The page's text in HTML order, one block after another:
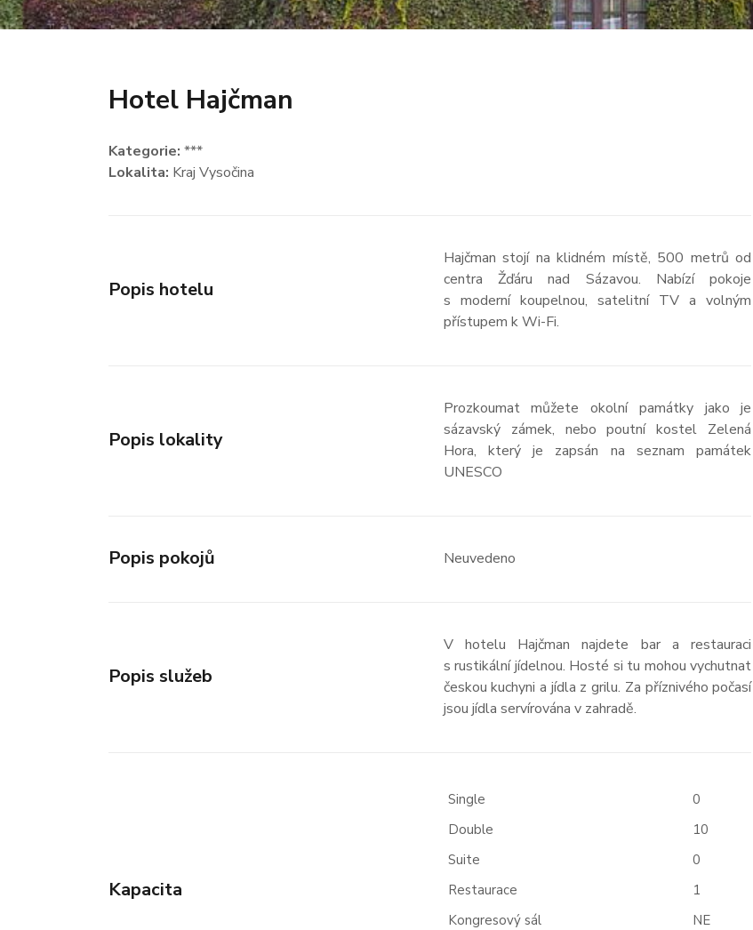
Hotel Hajčman
Kategorie: ***
Lokalita: Kraj Vysočina
Popis hotelu
Hajčman stojí na klidném místě, 500 metrů od
centra Žďáru nad Sázavou. Nabízí pokoje
s moderní koupelnou, satelitní TV a volným
přístupem k Wi-Fi.
Popis lokality
Prozkoumat můžete okolní památky jako je
sázavský zámek, nebo poutní kostel Zelená
Hora, který je zapsán na seznam památek
UNESCO
Popis pokojů Neuvedeno
Popis služeb
V hotelu Hajčman najdete bar a restauraci
s rustikální jídelnou. Hosté si tu mohou vychutnat
českou kuchyni a jídla z grilu. Za příznivého počasí
jsou jídla servírována v zahradě.
Kapacita
Single
0
Double
10
Suite
0
Restaurace
1
Kongresový sál
NE